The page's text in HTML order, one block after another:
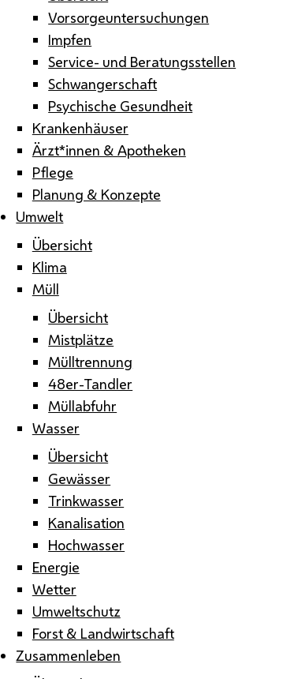
Vorsorgeuntersuchungen
Impfen
Service- und Beratungsstellen
Schwangerschaft
Psychische Gesundheit
Krankenhäuser
Ärzt*innen & Apotheken
Pflege
Planung & Konzepte
Umwelt
Übersicht
Klima
Müll
Übersicht
Mistplätze
Mülltrennung
48er-Tandler
Müllabfuhr
Wasser
Übersicht
Gewässer
Trinkwasser
Kanalisation
Hochwasser
Energie
Wetter
Umweltschutz
Forst & Landwirtschaft
Zusammenleben